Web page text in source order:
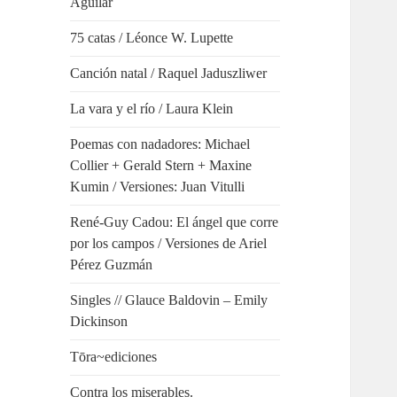
75 catas / Léonce W. Lupette
Canción natal / Raquel Jaduszliwer
La vara y el río / Laura Klein
Poemas con nadadores: Michael
Collier + Gerald Stern + Maxine
Kumin / Versiones: Juan Vitulli
René-Guy Cadou: El ángel que corre
por los campos / Versiones de Ariel
Pérez Guzmán
Singles // Glauce Baldovin – Emily
Dickinson
Tōra~ediciones
Contra los miserables.